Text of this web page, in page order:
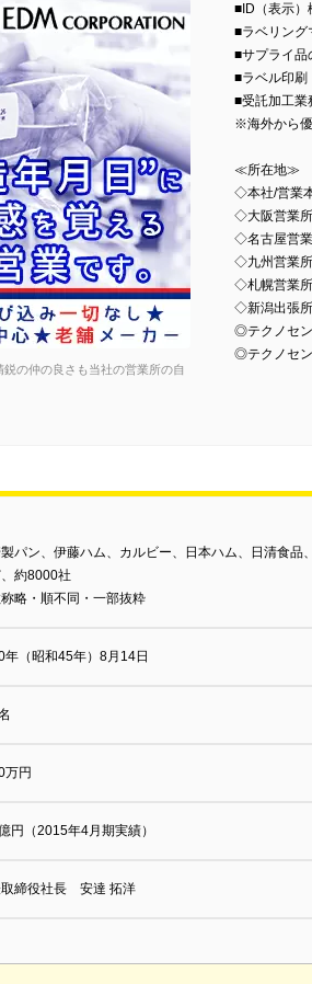
の仲の良さも当社の営業所の自
■ID（表示）
■ラベリング
■サプライ品
■ラベル印刷
■受託加工業
※海外から
≪所在地≫
◇本社/営業
◇大阪営業
◇名古屋営
◇九州営業
◇札幌営業
◇新潟出張
◎テクノセ
◎テクノセ
パン、伊藤ハム、カルビー、日本ハム、日清食品
約8000社
略・順不同・一部抜粋
年（昭和45年）8月14日
万円
円（2015年4月期実績）
取締役社長 安達 拓洋